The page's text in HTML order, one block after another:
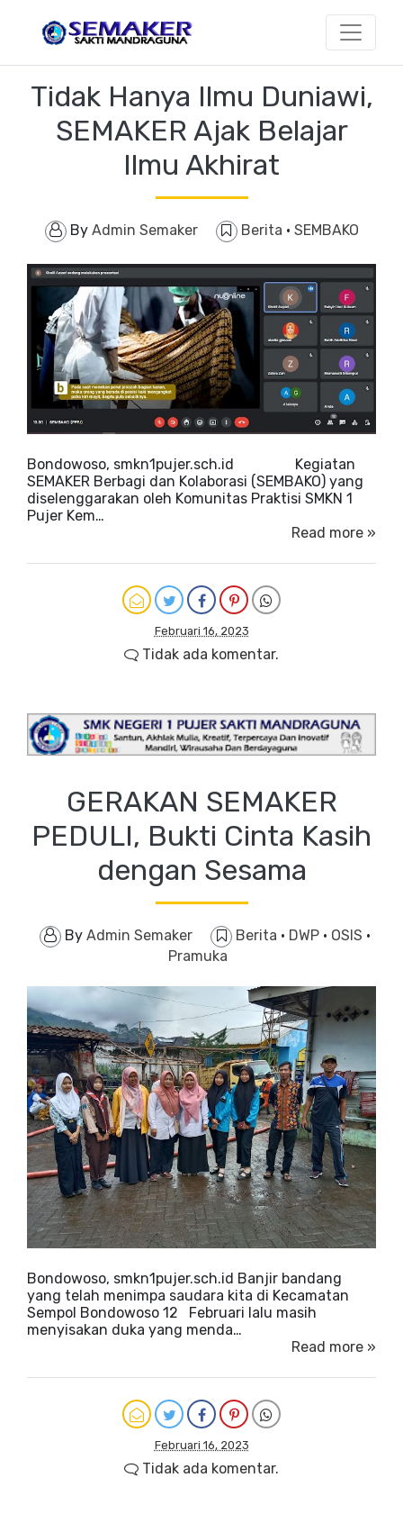
Tidak Hanya Ilmu Duniawi,
SEMAKER Ajak Belajar
Ilmu Akhirat
By Admin Semaker Berita · SEMBAKO
Bondowoso, smkn1pujer.sch.id Kegiatan
SEMAKER Berbagi dan Kolaborasi (SEMBAKO) yang
diselenggarakan oleh Komunitas Praktisi SMKN 1
Pujer Kem…
Read more »
Februari 16, 2023
Tidak ada komentar.
GERAKAN SEMAKER
PEDULI, Bukti Cinta Kasih
dengan Sesama
By Admin Semaker Berita · DWP · OSIS ·
Pramuka
Bondowoso, smkn1pujer.sch.id Banjir bandang
yang telah menimpa saudara kita di Kecamatan
Sempol Bondowoso 12 Februari lalu masih
menyisakan duka yang menda…
Read more »
Februari 16, 2023
Tidak ada komentar.